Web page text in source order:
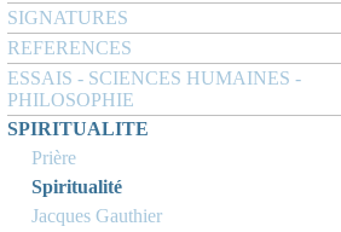
SIGNATURES
REFERENCES
ESSAIS - SCIENCES HUMAINES -
PHILOSOPHIE
SPIRITUALITE
Prière
Spiritualité
Jacques Gauthier